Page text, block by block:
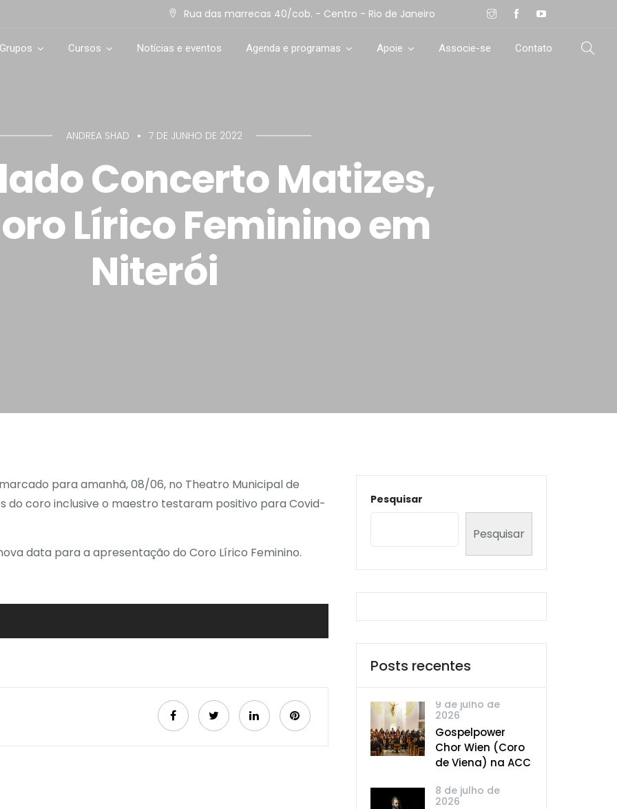
Rua das marrecas 40/cob. - Centro - Rio de Janeiro
Cursos Notícias e eventos Agenda e programas Apoie Associe-se Contato
ANDREA SHAD 7 DE JUNHO DE 2022
Concerto Matizes,
Lírico Feminino em
Niterói
para amanhã, 08/06, no Theatro Municipal de
do coro inclusive o maestro testaram positivo para Covid-
data para a apresentação do Coro Lírico Feminino.
Pesquisar
Pesquisar
Posts recentes
9 de julho de
2026
Gospelpower
Chor Wien (Coro
de Viena) na ACC
8 de julho de
2026